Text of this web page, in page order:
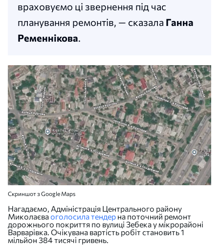
враховуємо ці звернення під час
планування ремонтів, — сказала Ганна
Ременнікова.
Скриншот з Google Maps
Нагадаємо, Адміністрація Центрального району
Миколаєваоголосила тендер на поточний ремонт
дорожнього покриття по вулиці Зебека у мікрорайоні
Варварівка. Очікувана вартість робіт становить 1
мільйон 384 тисячі гривень.